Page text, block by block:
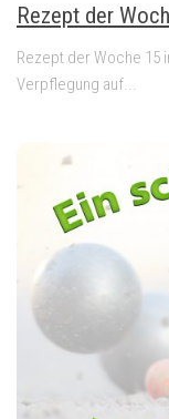
Rezept der
Rezept der Woche 15
Verpflegung auf...